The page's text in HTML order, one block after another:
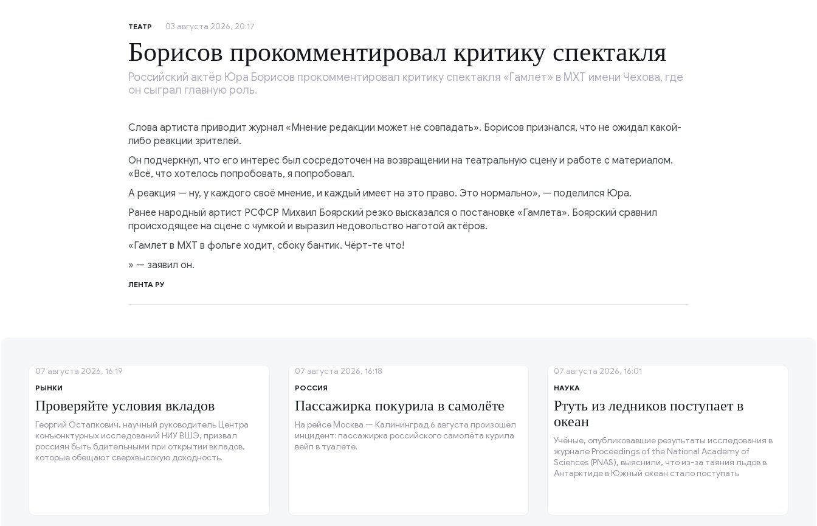
ТЕАТР 03 августа 2026, 20:17
Борисов прокомментировал критику спектакля
Российский актёр Юра Борисов прокомментировал критику спектакля «Гамлет» в МХТ имени Чехова, где
он сыграл главную роль.
Слова артиста приводит журнал «Мнение редакции может не совпадать». Борисов признался, что не ожидал какой-
либо реакции зрителей.
Он подчеркнул, что его интерес был сосредоточен на возвращении на театральную сцену и работе с материалом.
«Всё, что хотелось попробовать, я попробовал.
А реакция — ну, у каждого своё мнение, и каждый имеет на это право. Это нормально», — поделился Юра.
Ранее народный артист РСФСР Михаил Боярский резко высказался о постановке «Гамлета». Боярский сравнил
происходящее на сцене с чумкой и выразил недовольство наготой актёров.
«Гамлет в МХТ в фольге ходит, сбоку бантик. Чёрт-те что!
» — заявил он.
ЛЕНТА РУ
РЫНКИ
Проверяйте условия вкладов
Георгий Остапкович, научный руководитель Центра
конъюнктурных исследований НИУ ВШЭ, призвал
россиян быть бдительными при открытии вкладов,
которые обещают сверхвысокую доходность.
07 августа 2026, 16:19
РОССИЯ
Пассажирка покурила в самолёте
На рейсе Москва — Калининград 6 августа произошёл
инцидент: пассажирка российского самолёта курила
вейп в туалете.
07 августа 2026, 16:18
НАУКА
Ртуть из ледников поступает в
океан
Учёные, опубликовавшие результаты исследования в
журнале Proceedings of the National Academy of
Sciences (PNAS), выяснили, что из-за таяния льдов в
Антарктиде в Южный океан стало поступать
07 августа 2026, 16:01